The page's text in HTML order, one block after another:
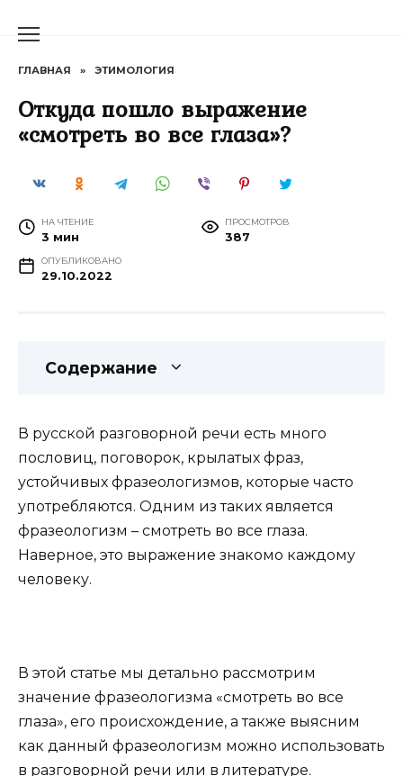
ГЛАВНАЯ » ЭТИМОЛОГИЯ
Откуда пошло выражение
«смотреть во все глаза»?
НА ЧТЕНИЕ
3 мин
ПРОСМОТРОВ
387
ОПУБЛИКОВАНО
29.10.2022
Содержание
В русской разговорной речи есть много
пословиц, поговорок, крылатых фраз,
устойчивых фразеологизмов, которые часто
употребляются. Одним из таких является
фразеологизм – смотреть во все глаза.
Наверное, это выражение знакомо каждому
человеку.
В этой статье мы детально рассмотрим
значение фразеологизма «смотреть во все
глаза», его происхождение, а также выясним
как данный фразеологизм можно использовать
в разговорной речи или в литературе.